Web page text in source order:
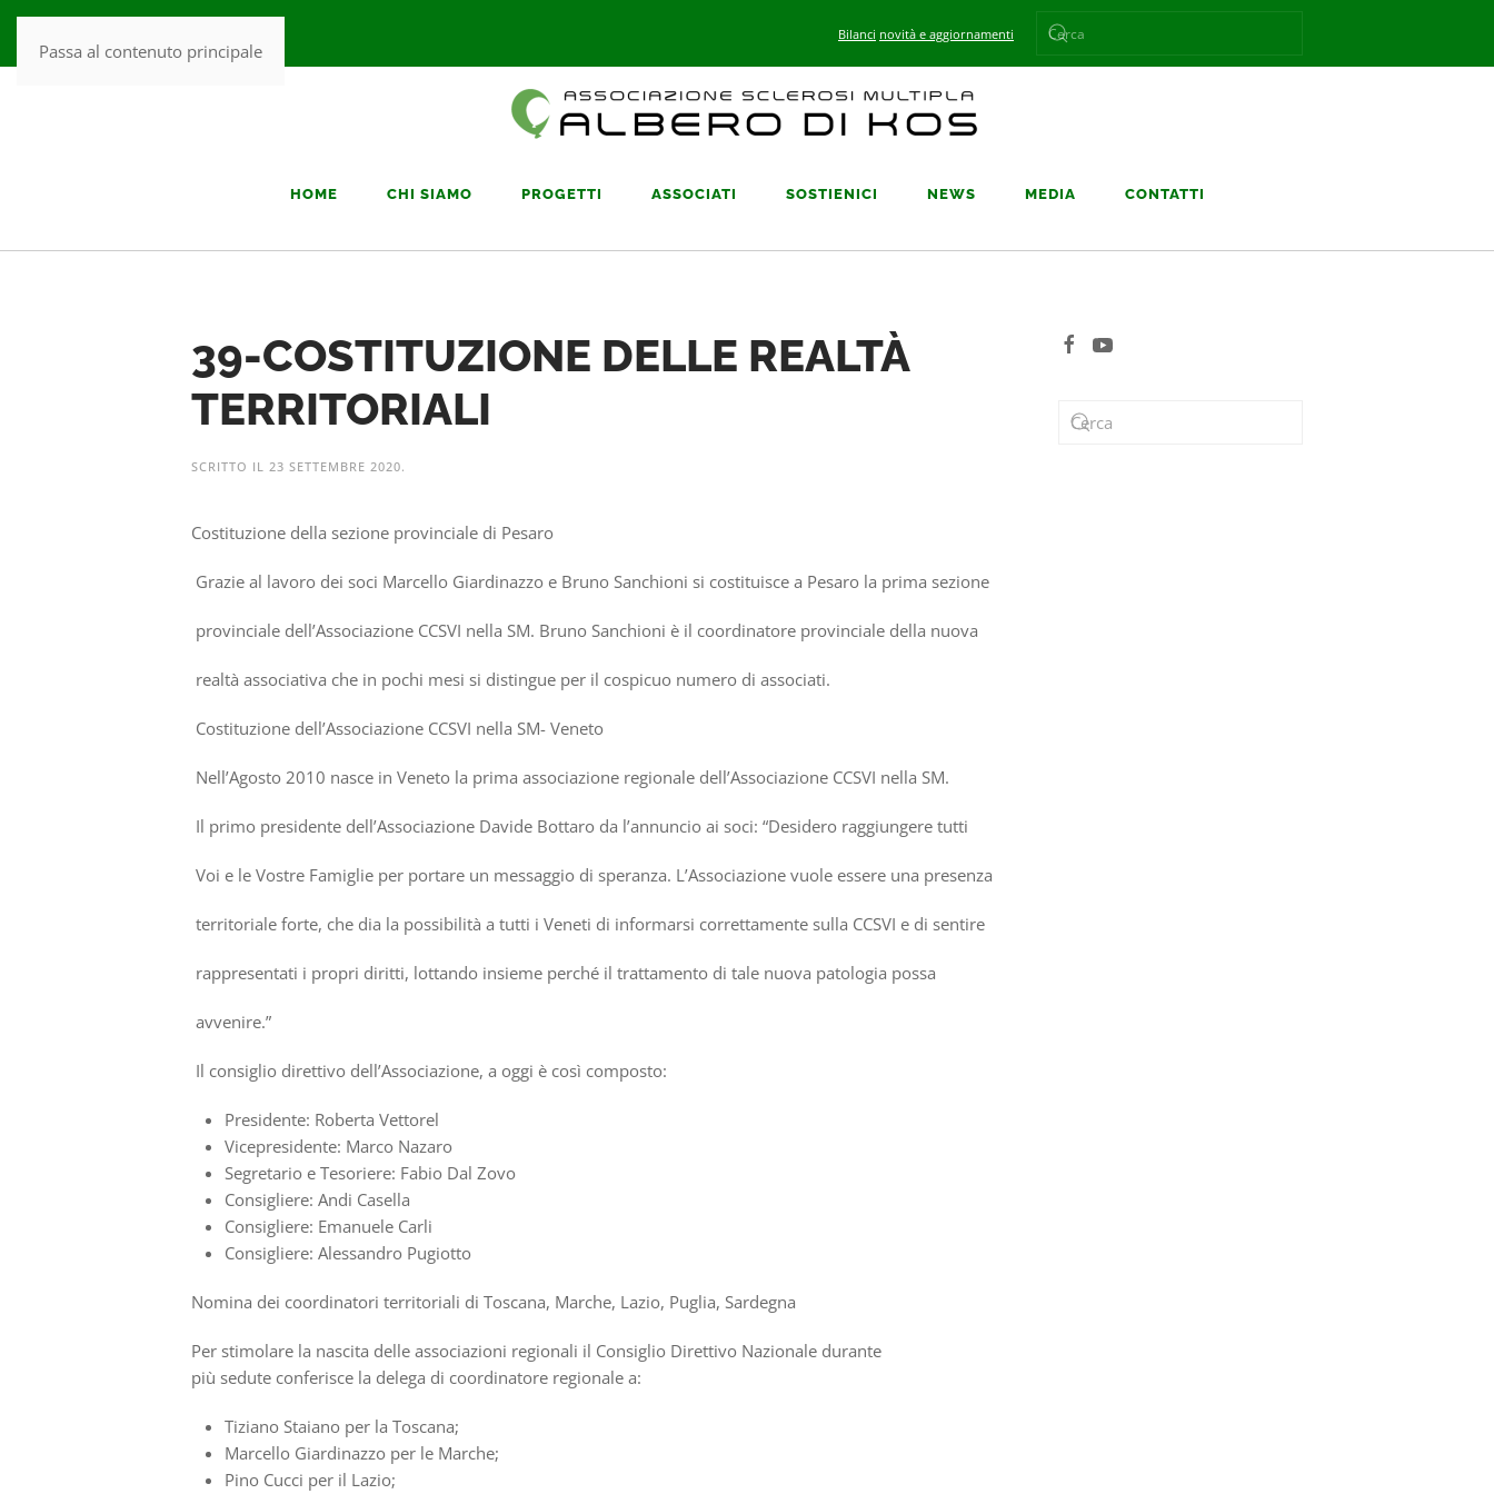
Passa al contenuto principale
Bilanci novità e aggiornamenti
HOME CHI SIAMO PROGETTI ASSOCIATI SOSTIENICI NEWS MEDIA CONTATTI
39-COSTITUZIONE DELLE REALTÀ
TERRITORIALI
SCRITTO IL 23 SETTEMBRE 2020.
Costituzione della sezione provinciale di Pesaro
Grazie al lavoro dei soci Marcello Giardinazzo e Bruno Sanchioni si costituisce a Pesaro la prima sezione
provinciale dell’Associazione CCSVI nella SM. Bruno Sanchioni è il coordinatore provinciale della nuova
realtà associativa che in pochi mesi si distingue per il cospicuo numero di associati.
Costituzione dell’Associazione CCSVI nella SM- Veneto
Nell’Agosto 2010 nasce in Veneto la prima associazione regionale dell’Associazione CCSVI nella SM.
Il primo presidente dell’Associazione Davide Bottaro da l’annuncio ai soci: “Desidero raggiungere tutti
Voi e le Vostre Famiglie per portare un messaggio di speranza. L’Associazione vuole essere una presenza
territoriale forte, che dia la possibilità a tutti i Veneti di informarsi correttamente sulla CCSVI e di sentire
rappresentati i propri diritti, lottando insieme perché il trattamento di tale nuova patologia possa
avvenire.”
Il consiglio direttivo dell’Associazione, a oggi è così composto:
Presidente: Roberta Vettorel
Vicepresidente: Marco Nazaro
Segretario e Tesoriere: Fabio Dal Zovo
Consigliere: Andi Casella
Consigliere: Emanuele Carli
Consigliere: Alessandro Pugiotto
Nomina dei coordinatori territoriali di Toscana, Marche, Lazio, Puglia, Sardegna
Per stimolare la nascita delle associazioni regionali il Consiglio Direttivo Nazionale durante
più sedute conferisce la delega di coordinatore regionale a:
Tiziano Staiano per la Toscana;
Marcello Giardinazzo per le Marche;
Pino Cucci per il Lazio;